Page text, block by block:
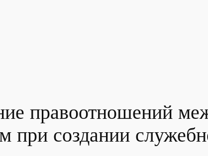
правоотношений
при создании